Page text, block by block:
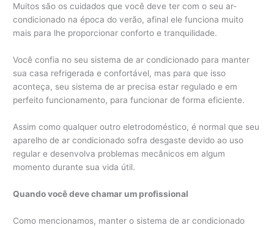
Muitos são os cuidados que você deve ter com o seu ar-
condicionado na época do verão, afinal ele funciona muito
mais para lhe proporcionar conforto e tranquilidade.
Você confia no seu sistema de ar condicionado para manter
sua casa refrigerada e confortável, mas para que isso
aconteça, seu sistema de ar precisa estar regulado e em
perfeito funcionamento, para funcionar de forma eficiente.
Assim como qualquer outro eletrodoméstico, é normal que seu
aparelho de ar condicionado sofra desgaste devido ao uso
regular e desenvolva problemas mecânicos em algum
momento durante sua vida útil.
Quando você deve chamar um profissional
Como mencionamos, manter o sistema de ar condicionado